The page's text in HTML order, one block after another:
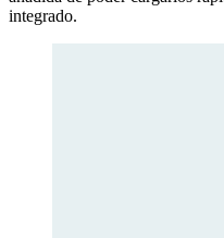
integrado.